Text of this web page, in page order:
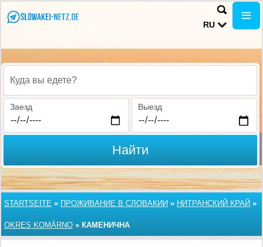
RU
Куда вы едете?
Заезд Выезд
Найти
STARTSEITE » ПРОЖИВАНИЕ В СЛОВАКИИ » НИТРАНСКИЙ КРАЙ »
OKRES KOMÁRNO » КАМЕНИЧНА